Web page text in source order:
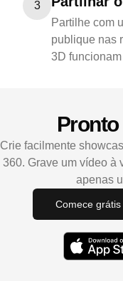
3
Partilhe com
publique nas
3D
Crie facilmente
360. Grave um vídeo à
apenas
Comece